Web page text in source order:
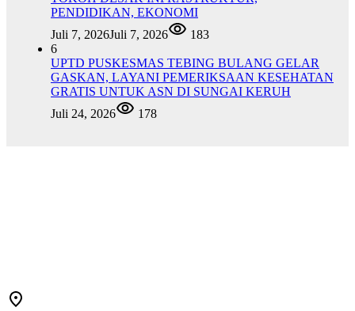
PENDIDIKAN, EKONOMI
Juli 7, 2026Juli 7, 2026
183
6
UPTD PUSKESMAS TEBING BULANG GELAR
GASKAN, LAYANI PEMERIKSAAN KESEHATAN
GRATIS UNTUK ASN DI SUNGAI KERUH
Juli 24, 2026
178